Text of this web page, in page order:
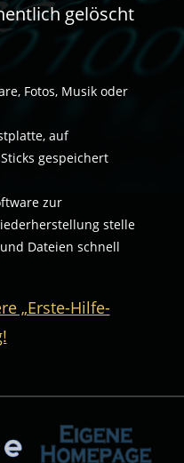
gelöscht
Fotos, Musik oder
auf
gespeichert
zur
stelle
Dateien schnell
„Erste-Hilfe-